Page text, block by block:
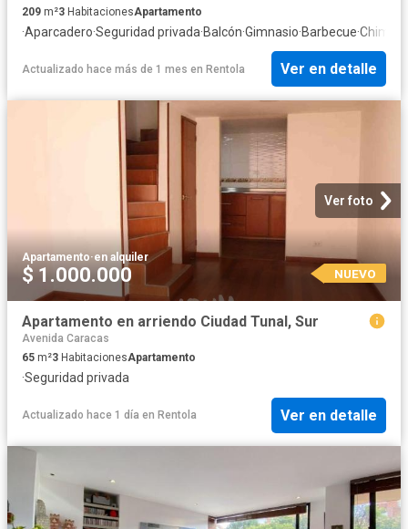
209 m²3 HabitacionesApartamento
·Aparcadero·Seguridad privada·Balcón·Gimnasio·Barbecue·
Actualizado hace más de 1 mes en Rentola Ver en detalle
Ver foto
Apartamento·en alquiler
$ 1.000.000 NUEVO
Apartamento en arriendo Ciudad Tunal, Sur
Avenida Caracas
65 m²3 HabitacionesApartamento
·Seguridad privada
Actualizado hace 1 día en Rentola Ver en detalle